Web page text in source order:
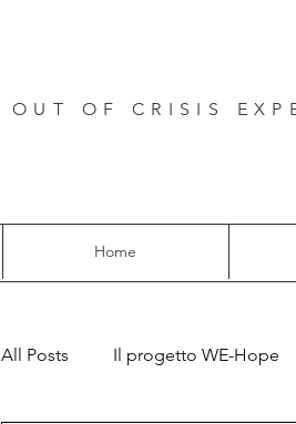
OUT OF CRISIS
Home
All Posts Il progetto WE-Hope